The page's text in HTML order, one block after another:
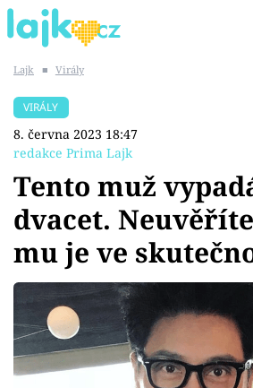
SHOPAHOLICADEL
Témata
Showbyznys
Youtubeři
Virály
Lajk ■ Virály
VIRÁLY
8. června 2023 18:47
redakce Prima Lajk
Tento muž
dvacet.
mu je ve